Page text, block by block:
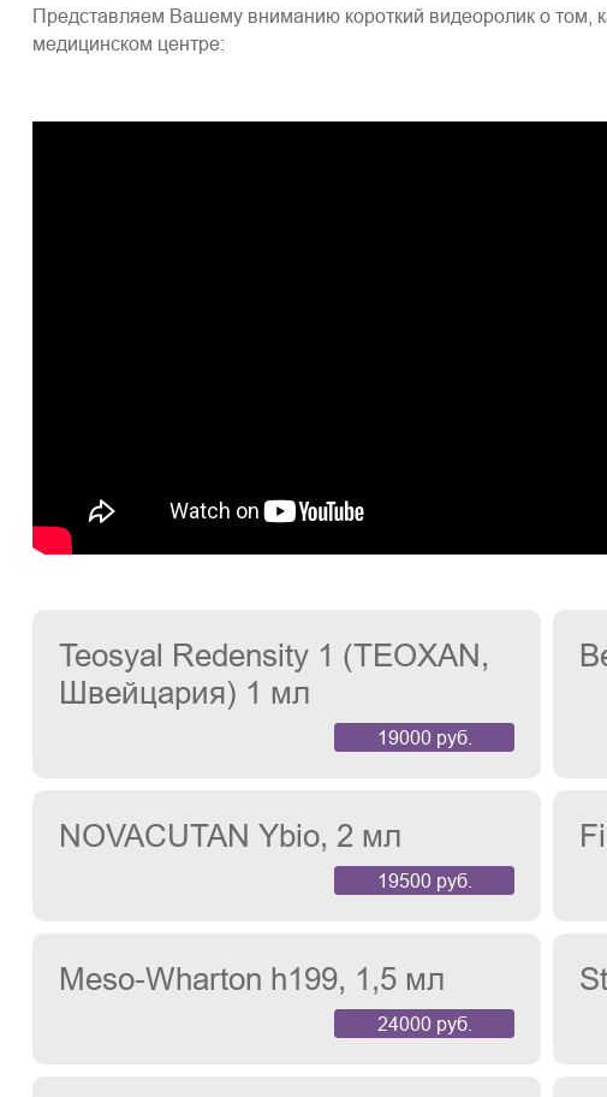
Представляем Вашему вниманию короткий видеоролик о том,
медицинском центре:
Teosyal Redensity 1 (TEOXAN,
Швейцария) 1 мл
19000 руб.
NOVACUTAN Ybio, 2 мл
19500 руб.
Meso-Wharton h199, 1,5 мл
24000 руб.